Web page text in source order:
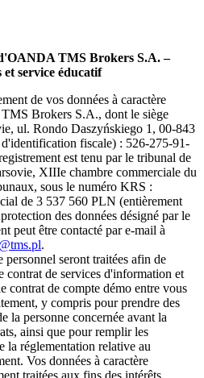
TMS Brokers S.A. –
service éducatif
de vos données à caractère
Brokers S.A., dont le siège
ul. Rondo Daszyńskiego 1, 00-843
fiscale) : 526-275-91-
est tenu par le tribunal de
XIIIe chambre commerciale du
sous le numéro KRS :
de 3 537 560 PLN (entièrement
des données désigné par le
peut être contacté par e-mail à
.
personnel seront traitées afin de
contrat de services d'information et
contrat de compte démo entre vous
y compris pour prendre des
la personne concernée avant la
ainsi que pour remplir les
la réglementation relative au
Vos données à caractère
traitées aux fins des intérêts